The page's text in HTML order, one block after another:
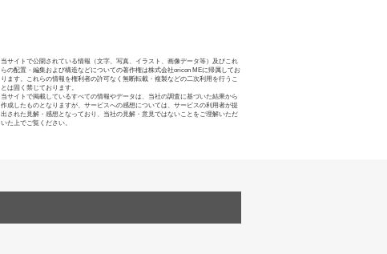
当サイトで公開されている情報（文字、写真、イラスト、画像データ等）及びこれ
らの配置・編集および構造などについての著作権は株式会社oricon MEに帰属してお
ります。これらの情報を権利者の許可なく無断転載・複製などの二次利用を行うこ
とは固く禁じております。
当サイトで掲載しているすべての情報やデータは、当社の調査に基づいた結果から
作成したものとなりますが、サービスへの感想については、サービスの利用者が提
出された見解・感想となっており、当社の見解・意見ではないことをご理解いただ
いた上でご覧ください。